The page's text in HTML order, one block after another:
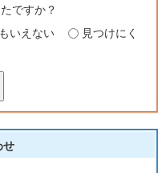
ですか？
いえない
見つけにく
せ